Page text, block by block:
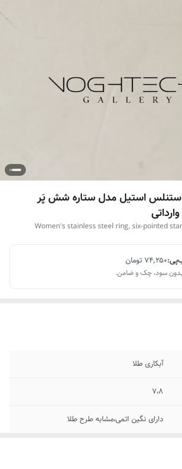
استنلس استیل مدل ستاره شش پَر
Women's stainless steel ring, six-pointed
۷۴٬۲۵۰تومان
آبکاری طلا
۷،۸
دارای نگین اتمی،مشابه طرح طلا